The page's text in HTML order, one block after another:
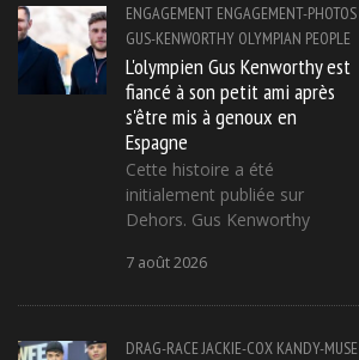
ENGAGEMENT ENGAGEMENT-PHOTOS
GUS-KENWORTHY OLYMPIAN PEOPLE
L'olympien Gus Kenworthy est
fiancé à son petit ami après
s'être mis à genoux en
Espagne
Cette histoire a été
initialement publiée sur
Dehors. Gus Kenworthy
7 août 2026
DRAG-RACEJACKIE-COX KANDY-MUSE